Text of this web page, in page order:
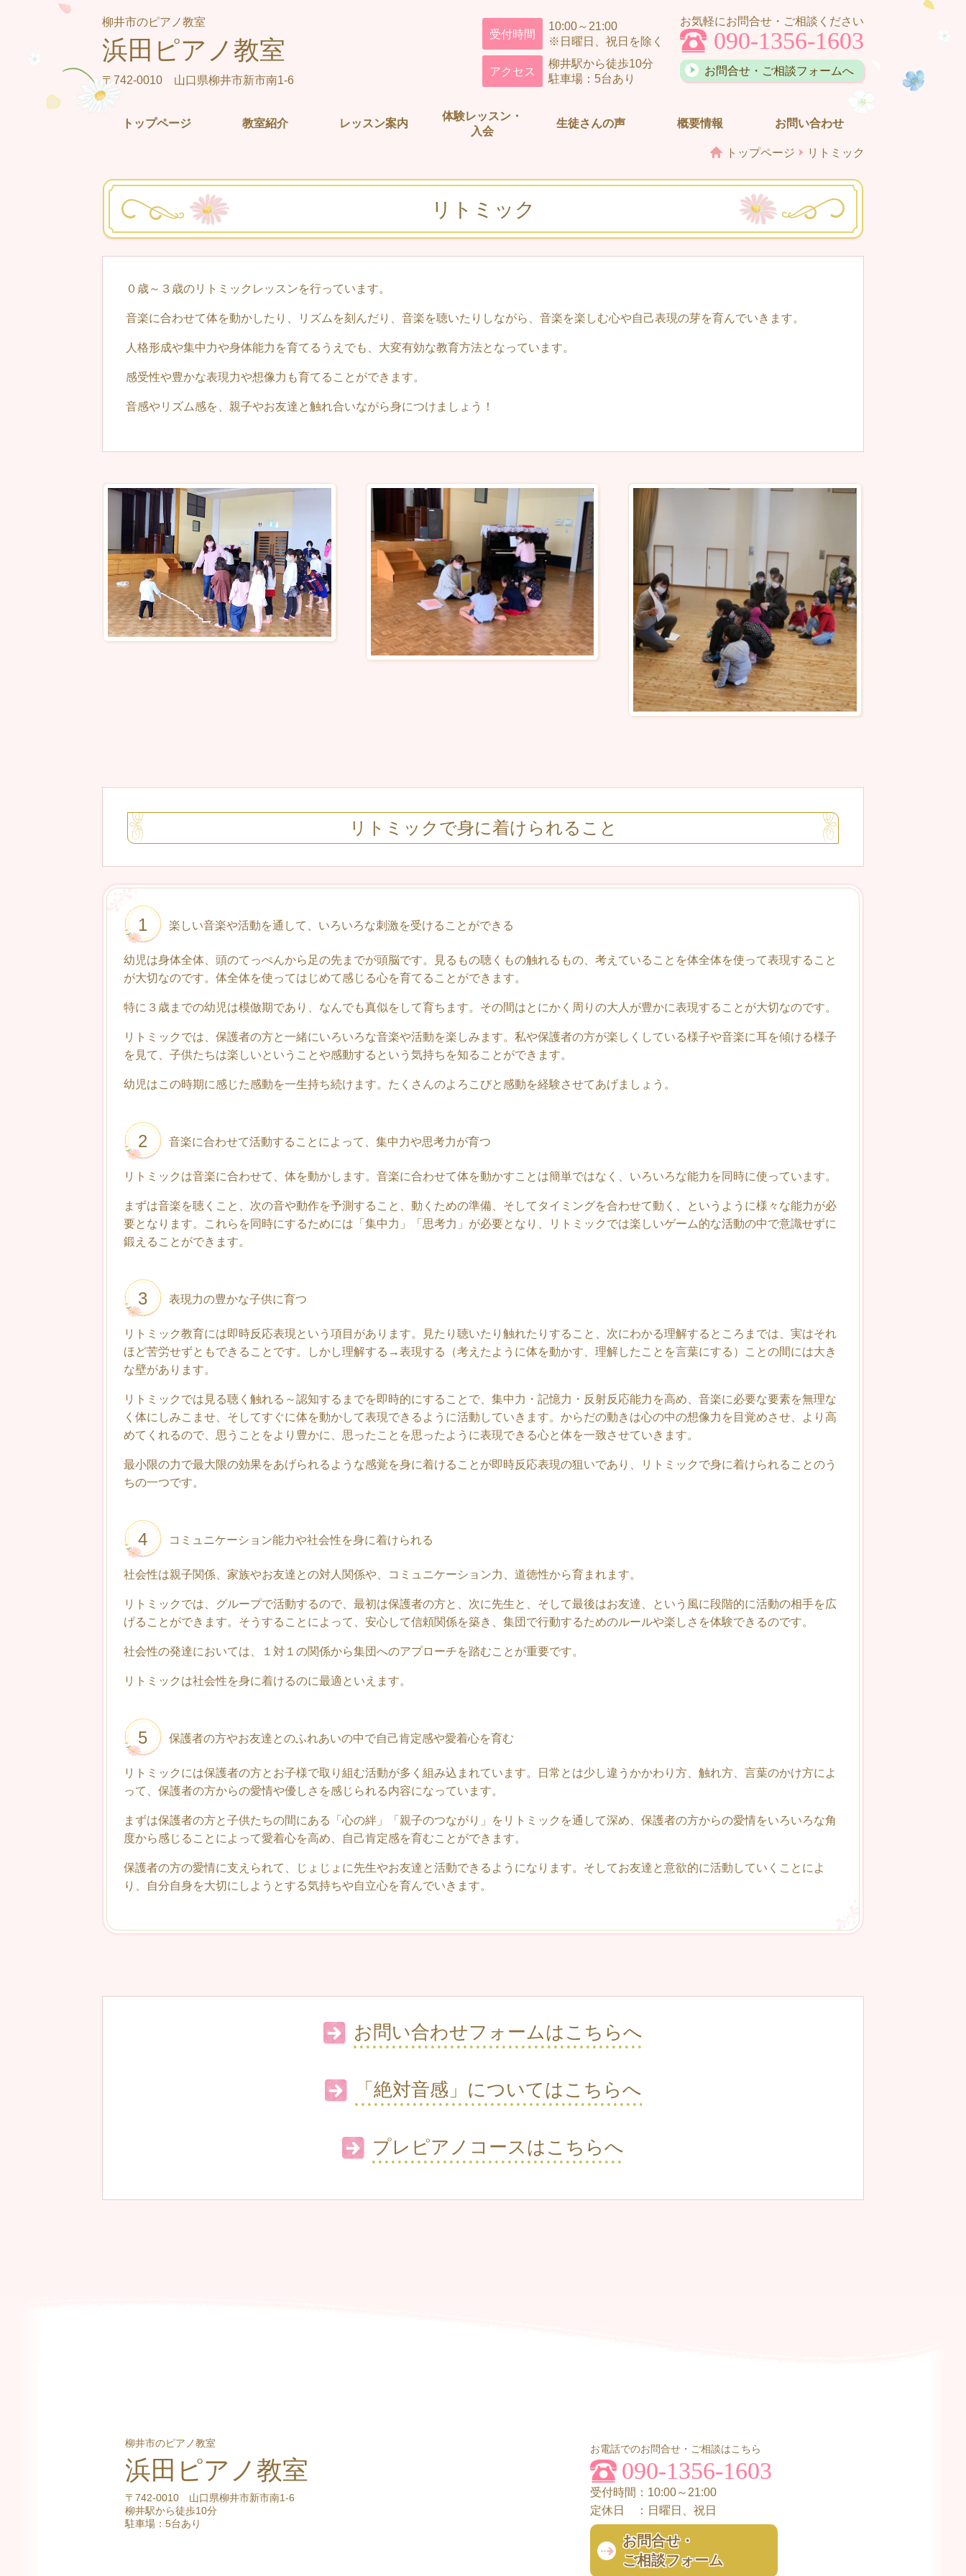
柳井市のピアノ教室
浜田ピアノ教室
〒742-0010 山口県柳井市新市南1-6
受付時間
10:00～21:00
※日曜日、祝日を除く
アクセス
柳井駅から徒歩10分
駐車場：5台あり
お気軽にお問合せ・ご相談ください
090-1356-1603
お問合せ・ご相談フォームへ
トップページ 教室紹介 レッスン案内
体験レッスン・
入会
生徒さんの声 概要情報 お問い合わせ
トップページ リトミック
リトミック
０歳～３歳のリトミックレッスンを行っています。
音楽に合わせて体を動かしたり、リズムを刻んだり、音楽を聴いたりしながら、音楽を楽しむ心や自己表現の芽を育んでいきます。
人格形成や集中力や身体能力を育てるうえでも、大変有効な教育方法となっています。
感受性や豊かな表現力や想像力も育てることができます。
音感やリズム感を、親子やお友達と触れ合いながら身につけましょう！
リトミックで身に着けられること
1 楽しい音楽や活動を通して、いろいろな刺激を受けることができる
幼児は身体全体、頭のてっぺんから足の先までが頭脳です。見るもの聴くもの触れるもの、考えていることを体全体を使って表現すること
が大切なのです。体全体を使ってはじめて感じる心を育てることができます。
特に３歳までの幼児は模倣期であり、なんでも真似をして育ちます。その間はとにかく周りの大人が豊かに表現することが大切なのです。
リトミックでは、保護者の方と一緒にいろいろな音楽や活動を楽しみます。私や保護者の方が楽しくしている様子や音楽に耳を傾ける様子
を見て、子供たちは楽しいということや感動するという気持ちを知ることができます。
幼児はこの時期に感じた感動を一生持ち続けます。たくさんのよろこびと感動を経験させてあげましょう。
2 音楽に合わせて活動することによって、集中力や思考力が育つ
リトミックは音楽に合わせて、体を動かします。音楽に合わせて体を動かすことは簡単ではなく、いろいろな能力を同時に使っています。
まずは音楽を聴くこと、次の音や動作を予測すること、動くための準備、そしてタイミングを合わせて動く、というように様々な能力が必
要となります。これらを同時にするためには「集中力」「思考力」が必要となり、リトミックでは楽しいゲーム的な活動の中で意識せずに
鍛えることができます。
3 表現力の豊かな子供に育つ
リトミック教育には即時反応表現という項目があります。見たり聴いたり触れたりすること、次にわかる理解するところまでは、実はそれ
ほど苦労せずともできることです。しかし理解する→表現する（考えたように体を動かす、理解したことを言葉にする）ことの間には大き
な壁があります。
リトミックでは見る聴く触れる～認知するまでを即時的にすることで、集中力・記憶力・反射反応能力を高め、音楽に必要な要素を無理な
く体にしみこませ、そしてすぐに体を動かして表現できるように活動していきます。からだの動きは心の中の想像力を目覚めさせ、より高
めてくれるので、思うことをより豊かに、思ったことを思ったように表現できる心と体を一致させていきます。
最小限の力で最大限の効果をあげられるような感覚を身に着けることが即時反応表現の狙いであり、リトミックで身に着けられることのう
ちの一つです。
4 コミュニケーション能力や社会性を身に着けられる
社会性は親子関係、家族やお友達との対人関係や、コミュニケーション力、道徳性から育まれます。
リトミックでは、グループで活動するので、最初は保護者の方と、次に先生と、そして最後はお友達、という風に段階的に活動の相手を広
げることができます。そうすることによって、安心して信頼関係を築き、集団で行動するためのルールや楽しさを体験できるのです。
社会性の発達においては、１対１の関係から集団へのアプローチを踏むことが重要です。
リトミックは社会性を身に着けるのに最適といえます。
5 保護者の方やお友達とのふれあいの中で自己肯定感や愛着心を育む
リトミックには保護者の方とお子様で取り組む活動が多く組み込まれています。日常とは少し違うかかわり方、触れ方、言葉のかけ方によ
って、保護者の方からの愛情や優しさを感じられる内容になっています。
まずは保護者の方と子供たちの間にある「心の絆」「親子のつながり」をリトミックを通して深め、保護者の方からの愛情をいろいろな角
度から感じることによって愛着心を高め、自己肯定感を育むことができます。
保護者の方の愛情に支えられて、じょじょに先生やお友達と活動できるようになります。そしてお友達と意欲的に活動していくことによ
り、自分自身を大切にしようとする気持ちや自立心を育んでいきます。
お問い合わせフォームはこちらへ
「絶対音感」についてはこちらへ
プレピアノコースはこちらへ
柳井市のピアノ教室
浜田ピアノ教室
〒742-0010 山口県柳井市新市南1-6
柳井駅から徒歩10分
駐車場：5台あり
お電話でのお問合せ・ご相談はこちら
090-1356-1603
受付時間：10:00～21:00
定休日 ：日曜日、祝日
お問合せ・
ご相談フォーム